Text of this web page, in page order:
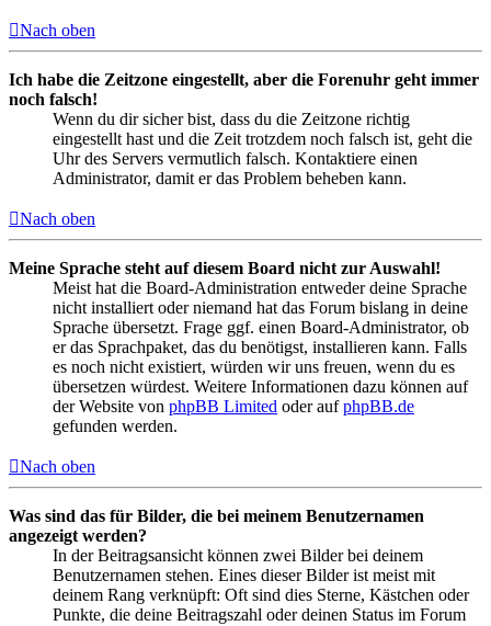
Nach oben
Ich habe die Zeitzone eingestellt, aber die Forenuhr geht immer
noch falsch!
Wenn du dir sicher bist, dass du die Zeitzone richtig
eingestellt hast und die Zeit trotzdem noch falsch ist, geht die
Uhr des Servers vermutlich falsch. Kontaktiere einen
Administrator, damit er das Problem beheben kann.
Nach oben
Meine Sprache steht auf diesem Board nicht zur Auswahl!
Meist hat die Board-Administration entweder deine Sprache
nicht installiert oder niemand hat das Forum bislang in deine
Sprache übersetzt. Frage ggf. einen Board-Administrator, ob
er das Sprachpaket, das du benötigst, installieren kann. Falls
es noch nicht existiert, würden wir uns freuen, wenn du es
übersetzen würdest. Weitere Informationen dazu können auf
der Website von phpBB Limited oder aufphpBB.de
gefunden werden.
Nach oben
Was sind das für Bilder, die bei meinem Benutzernamen
angezeigt werden?
In der Beitragsansicht können zwei Bilder bei deinem
Benutzernamen stehen. Eines dieser Bilder ist meist mit
deinem Rang verknüpft: Oft sind dies Sterne, Kästchen oder
Punkte, die deine Beitragszahl oder deinen Status im Forum